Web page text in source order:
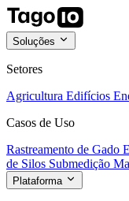
Soluções
Setores
Agricultura Edifícios
Casos de Uso
Rastreamento de Gado
de Silos Submedição
Plataforma